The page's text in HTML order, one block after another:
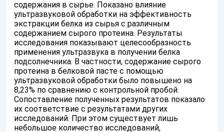
содержания в сырье. Показано влияние
ультразвуковой обработки на эффективность
экстракции белка из сырья с различным
содержанием сырого протеина. Результаты
исследования показывают целесообразность
применения ультразвука в получении белка
подсолнечника. В частности, содержание сырого
протеина в белковой пасте с помощью
ультразвуковой обработки было повышено на
8,23% по сравнению с контрольной пробой.
Сопоставление полученных результатов показало
их соответствие с результатами других
исследований. При этом существует лишь
небольшое количество исследований,